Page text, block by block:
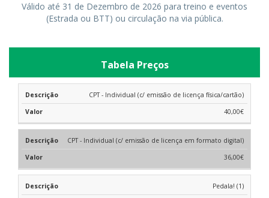
Válido até 31 de Dezembro de 2026 para treino e eventos
(Estrada ou BTT) ou circulação na via pública.
Tabela Preços
CPT - Individual (c/ emissão de licença física/cartão)
40,00€
CPT - Individual (c/ emissão de licença em formato digital)
36,00€
Pedala! (1)